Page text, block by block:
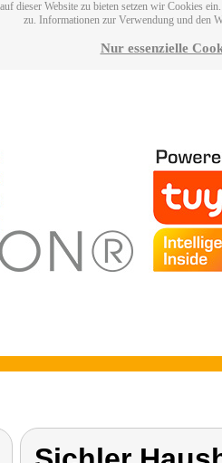
dieser Website zu bieten setzen wir Cookies
zu. Informationen zur Verwendung und den
Nur essenzielle